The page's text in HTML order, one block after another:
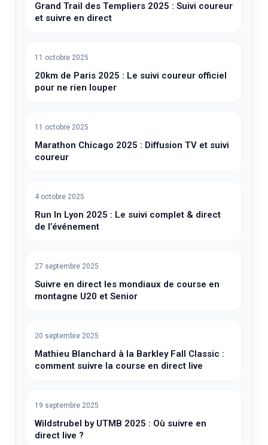
Grand Trail des Templiers 2025 : Suivi coureur
et suivre en direct
11 octobre 2025
20km de Paris 2025 : Le suivi coureur officiel
pour ne rien louper
11 octobre 2025
Marathon Chicago 2025 : Diffusion TV et suivi
coureur
4 octobre 2025
Run In Lyon 2025 : Le suivi complet & direct
de l’événement
27 septembre 2025
Suivre en direct les mondiaux de course en
montagne U20 et Senior
20 septembre 2025
Mathieu Blanchard à la Barkley Fall Classic :
comment suivre la course en direct live
19 septembre 2025
Wildstrubel by UTMB 2025 : Où suivre en
direct live ?